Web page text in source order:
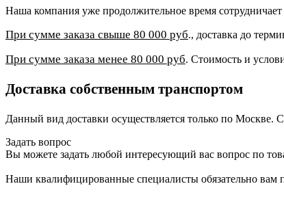
Наша компания уже продолжительное время
При сумме заказа свыше 80 000 руб., доставка до
При сумме заказа менее 80 000 руб. Стоимость и
Доставка собственным транспортом
Данный вид доставки осуществляется только по Москве.
Задать вопрос
Вы можете задать любой интересующий вас вопрос по
Наши квалифицированные специалисты обязательно вам